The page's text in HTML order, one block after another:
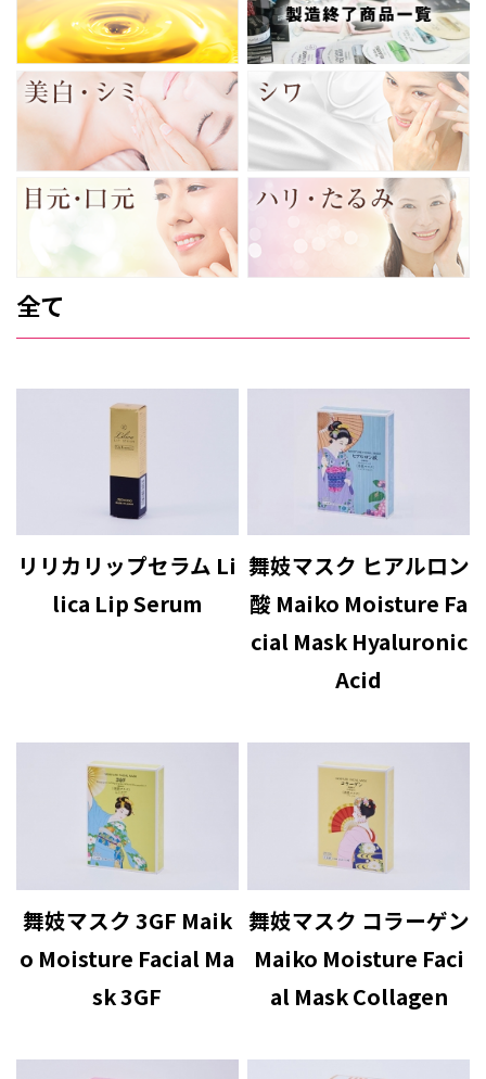
全て
リリカリップセラム Li
lica Lip Serum
舞妓マスク ヒアルロン
酸 Maiko Moisture Fa
cial Mask Hyaluronic
Acid
舞妓マスク 3GF Maik
o Moisture Facial Ma
sk 3GF
舞妓マスク コラーゲン
Maiko Moisture Faci
al Mask Collagen